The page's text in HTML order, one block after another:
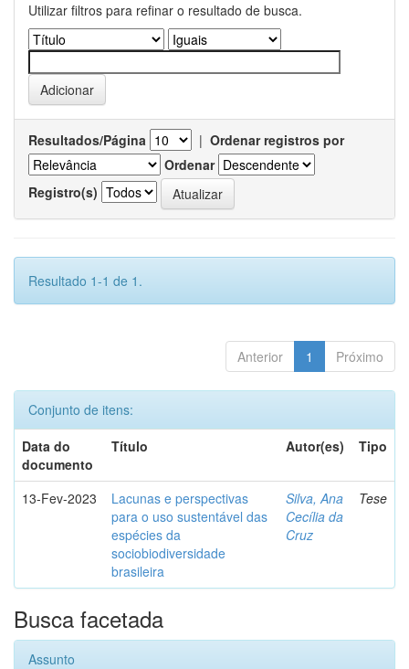
Utilizar filtros para refinar o resultado de busca.
Resultados/Página | Ordenar registros por
Ordenar
Registro(s)
Resultado 1-1 de 1.
Anterior 1 Próximo
Conjunto de itens:
Data do
documento
Título Autor(es) Tipo
13-Fev-2023
Lacunas e perspectivas
para o uso sustentável das
espécies da
sociobiodiversidade
brasileira
Silva, Ana
Cecília da
Cruz
Tese
Busca facetada
Assunto